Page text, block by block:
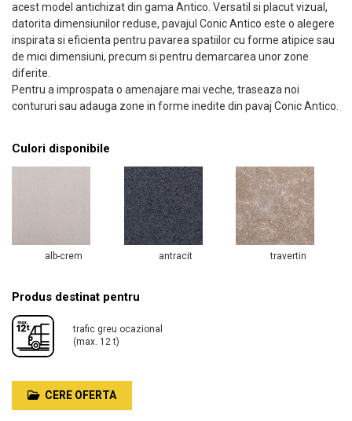
acest model antichizat din gama Antico. Versatil si placut vizual,
datorita dimensiunilor reduse, pavajul Conic Antico este o alegere
inspirata si eficienta pentru pavarea spatiilor cu forme atipice sau
de mici dimensiuni, precum si pentru demarcarea unor zone
diferite.
Pentru a improspata o amenajare mai veche, traseaza noi
contururi sau adauga zone in forme inedite din pavaj Conic Antico.
Culori disponibile
alb-crem antracit travertin
Produs destinat pentru
trafic greu ocazional
(max. 12 t)
CERE OFERTA